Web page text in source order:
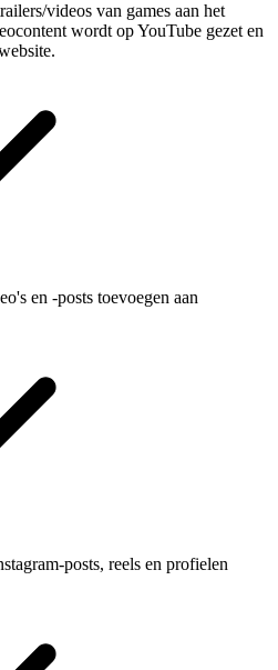
videos van games aan het
wordt op YouTube gezet en
en -posts toevoegen aan
posts, reels en profielen